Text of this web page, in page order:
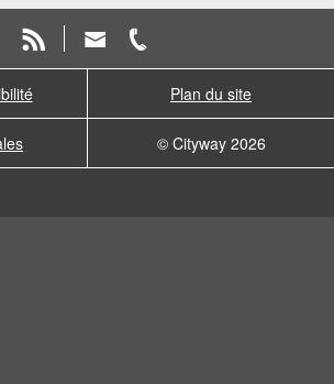
Plan du site
© Cityway 2026